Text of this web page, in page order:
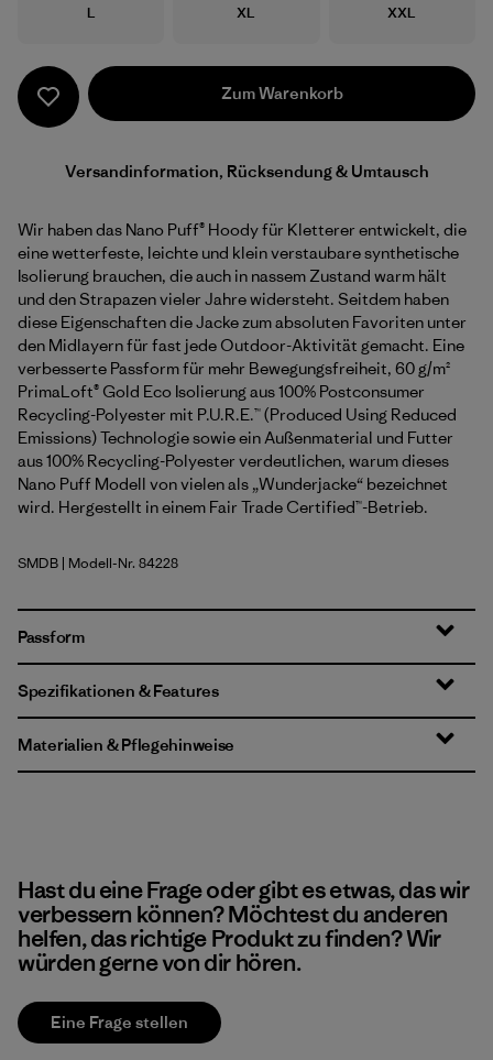
Größe
L Größe
XL Größe
XXL
Zum Warenkorb
Versandinformation, Rücksendung & Umtausch
Wir haben das Nano Puff® Hoody für Kletterer entwickelt, die
eine wetterfeste, leichte und klein verstaubare synthetische
Isolierung brauchen, die auch in nassem Zustand warm hält
und den Strapazen vieler Jahre widersteht. Seitdem haben
diese Eigenschaften die Jacke zum absoluten Favoriten unter
den Midlayern für fast jede Outdoor-Aktivität gemacht. Eine
verbesserte Passform für mehr Bewegungsfreiheit, 60 g/m²
PrimaLoft® Gold Eco Isolierung aus 100% Postconsumer
Recycling-Polyester mit P.U.R.E.™ (Produced Using Reduced
Emissions) Technologie sowie ein Außenmaterial und Futter
aus 100% Recycling-Polyester verdeutlichen, warum dieses
Nano Puff Modell von vielen als „Wunderjacke“ bezeichnet
wird. Hergestellt in einem Fair Trade Certified™-Betrieb.
Smolder Blue
SMDB | Modell-Nr. 84228
Passform
Spezifikationen & Features
Materialien & Pflegehinweise
Hast du eine Frage oder gibt es etwas, das wir
verbessern können? Möchtest du anderen
helfen, das richtige Produkt zu finden? Wir
würden gerne von dir hören.
Eine Frage stellen